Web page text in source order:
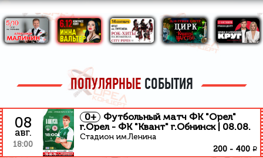
ПОПУЛЯРНЫЕСОБЫТИЯ
08
авг.
18:00
0+
Футбольный матч ФК "Орел"
г.Орел - ФК "Квант" г.Обнинск | 08.08.
Стадион им.Ленина
200 - 400 ₽